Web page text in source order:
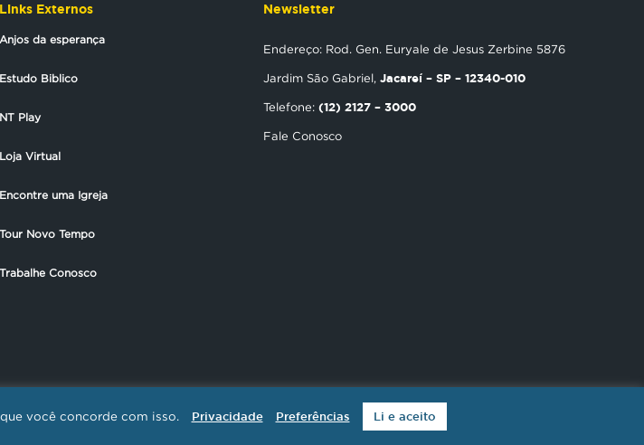
Links Externos
Anjos da esperança
Estudo Biblico
NT Play
Loja Virtual
Encontre uma Igreja
Tour Novo Tempo
Trabalhe Conosco
Newsletter
Endereço: Rod. Gen. Euryale de Jesus Zerbine 5876
Jardim São Gabriel, Jacareí – SP – 12340-010
Telefone: (12) 2127 – 3000
Fale Conosco
01.385.423/0001-30 - Todos os direitos reservados.
você concorde com isso. Privacidade Preferências Li e aceito